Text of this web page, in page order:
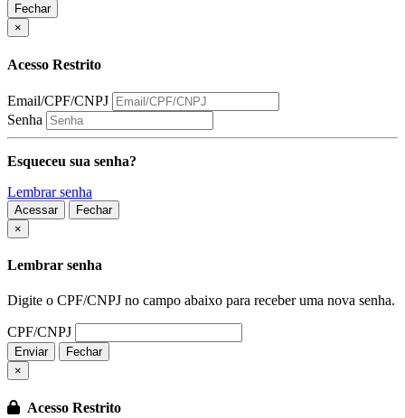
Fechar
×
Acesso Restrito
Email/CPF/CNPJ
Senha
Esqueceu sua senha?
Lembrar senha
Acessar
Fechar
×
Lembrar senha
Digite o CPF/CNPJ no campo abaixo para receber uma nova senha.
CPF/CNPJ
Enviar
Fechar
×
Acesso Restrito